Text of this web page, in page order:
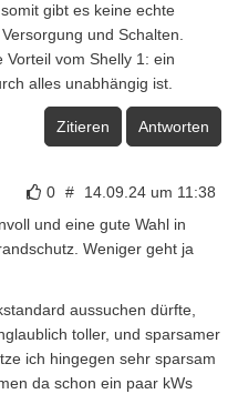
gibt es keine echte
und Schalten.
Vorteil vom Shelly 1: ein
alles unabhängig ist.
Zitieren Antworten
0 # 14.09.24 um 11:38
und eine gute Wahl in
Weniger geht ja
aussuchen dürfte,
toller, und sparsamer
ich hingegen sehr sparsam
da schon ein paar kWs